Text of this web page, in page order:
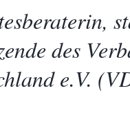
des
e.V.